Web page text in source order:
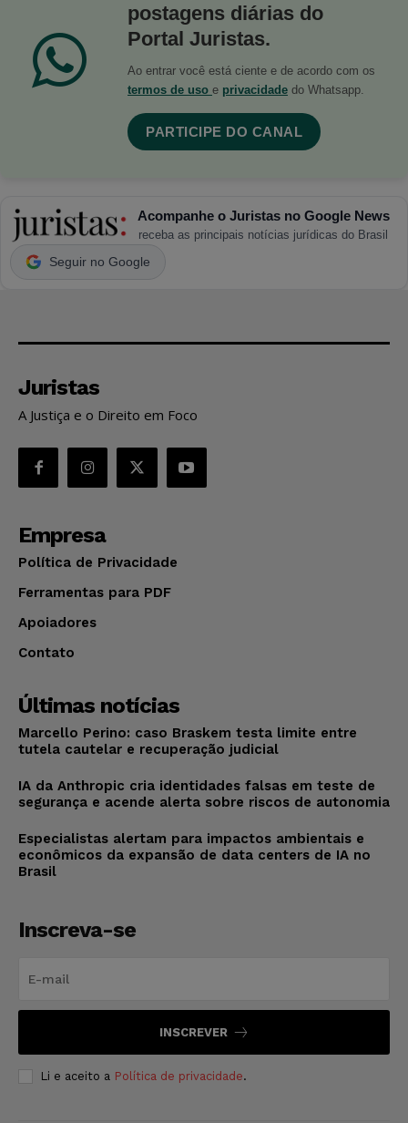
postagens diárias do
Portal Juristas.
Ao entrar você está ciente e de acordo com os
termos de uso e privacidade do Whatsapp.
PARTICIPE DO CANAL
Acompanhe o Juristas no Google News
receba as principais notícias jurídicas do Brasil
Seguir no Google
Juristas
A Justiça e o Direito em Foco
Empresa
Política de Privacidade
Ferramentas para PDF
Apoiadores
Contato
Últimas notícias
Marcello Perino: caso Braskem testa limite entre
tutela cautelar e recuperação judicial
IA da Anthropic cria identidades falsas em teste de
segurança e acende alerta sobre riscos de autonomia
Especialistas alertam para impactos ambientais e
econômicos da expansão de data centers de IA no
Brasil
Inscreva-se
INSCREVER
Li e aceito a Política de privacidade.